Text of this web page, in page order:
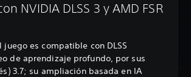
NVIDIA DLSS 3 y AMD FSR
juego es compatible con DLSS
de aprendizaje profundo, por sus
3.7; su ampliación basada en IA